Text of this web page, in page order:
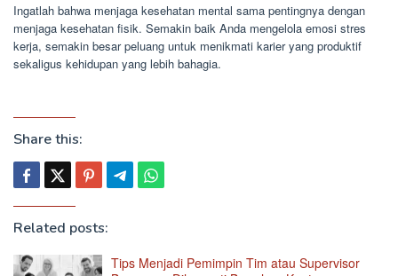
Ingatlah bahwa menjaga kesehatan mental sama pentingnya dengan
menjaga kesehatan fisik. Semakin baik Anda mengelola emosi stres
kerja, semakin besar peluang untuk menikmati karier yang produktif
sekaligus kehidupan yang lebih bahagia.
Share this:
Related posts:
Tips Menjadi Pemimpin Tim atau Supervisor